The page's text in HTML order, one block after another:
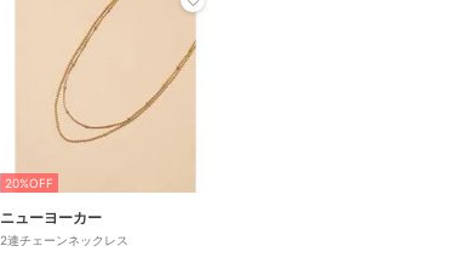
20%OFF
ニューヨーカー
2連チェーンネックレス